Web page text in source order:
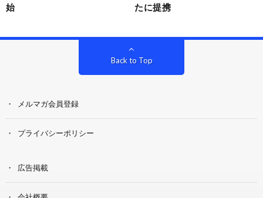
始
たに提携
Back to Top
メルマガ会員登録
プライバシーポリシー
広告掲載